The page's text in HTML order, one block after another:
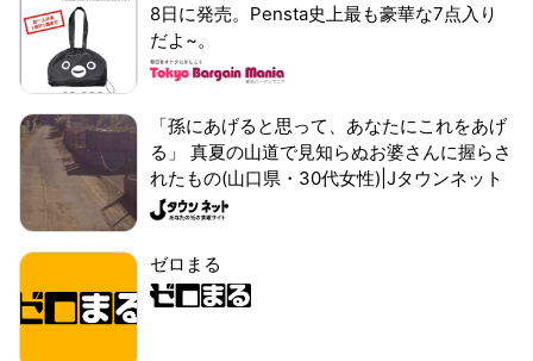
8日に発売。Pensta史上最も豪華な7点入り
だよ~。
「孫にあげると思って、あなたにこれをあげ
る」 真夏の山道で見知らぬお婆さんに握らさ
れたもの(山口県・30代女性)|Jタウンネット
ゼロまる